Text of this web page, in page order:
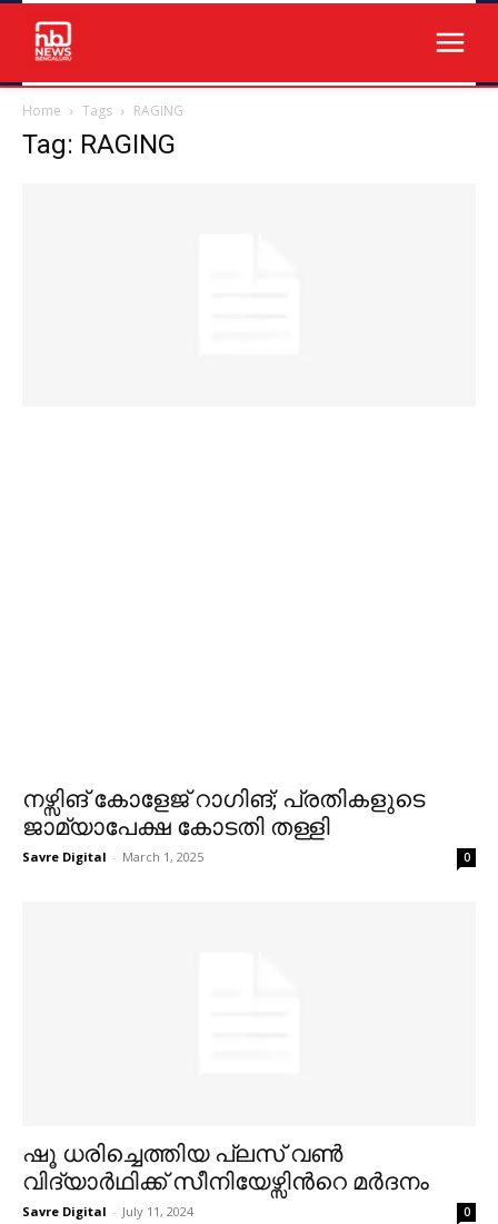
Home Tags RAGING
Tag: RAGING
നഴ്സിങ് കോളേജ് റാഗിങ്; പ്രതികളുടെ
ജാമ്യാപേക്ഷ കോടതി തള്ളി
Savre Digital - March 1, 2025 0
ഷൂ ധരിച്ചെത്തിയ പ്ലസ് വണ്‍
വിദ്യാര്‍ഥിക്ക് സീനിയേഴ്സിന്‍റെ മര്‍ദനം
Savre Digital - July 11, 2024 0